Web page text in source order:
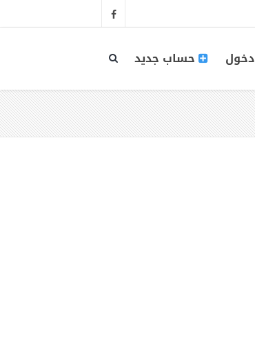
دخول حساب جديد